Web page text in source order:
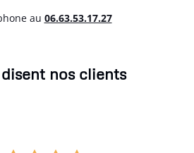
au 06.63.53.17.27
nos clients